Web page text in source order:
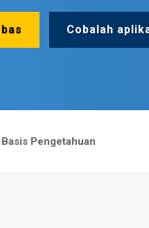
Cobalah
Basis Pengetahuan